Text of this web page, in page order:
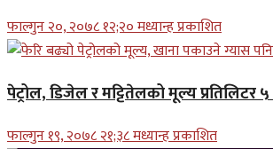
फाल्गुन २०, २०७८ १२;२० मध्यान्ह प्रकाशित
पेट्रोल, डिजेल र मट्टितेलको मूल्य प्रतिलिटर
फाल्गुन १९, २०७८ २१;३८ मध्यान्ह प्रकाशित